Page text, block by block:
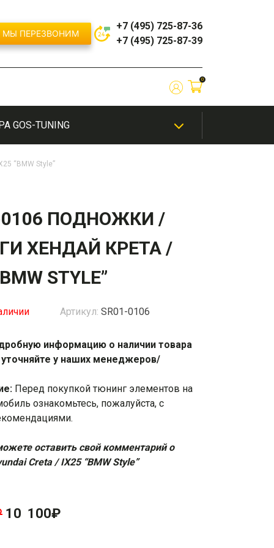
МЫ ПЕРЕЗВОНИМ
+7 (495) 725-87-36
+7 (495) 725-87-39
0
Решетки радиатора / Маски
бампера
Сплиттеры
GOS-TUNING
ШИНОМОНТАЖ
“BMW Style”
0106 ПОДНОЖКИ /
ХЕНДАЙ КРЕТА /
STYLE”
Артикул: SR01-0106
информацию о наличии товара
уточняйте у наших менеджеров/
Перед покупкой тюнинг элементов на
ознакомьтесь, пожалуйста, с
.
оставить свой комментарий о
Creta / IX25 “BMW Style”
10 100₽